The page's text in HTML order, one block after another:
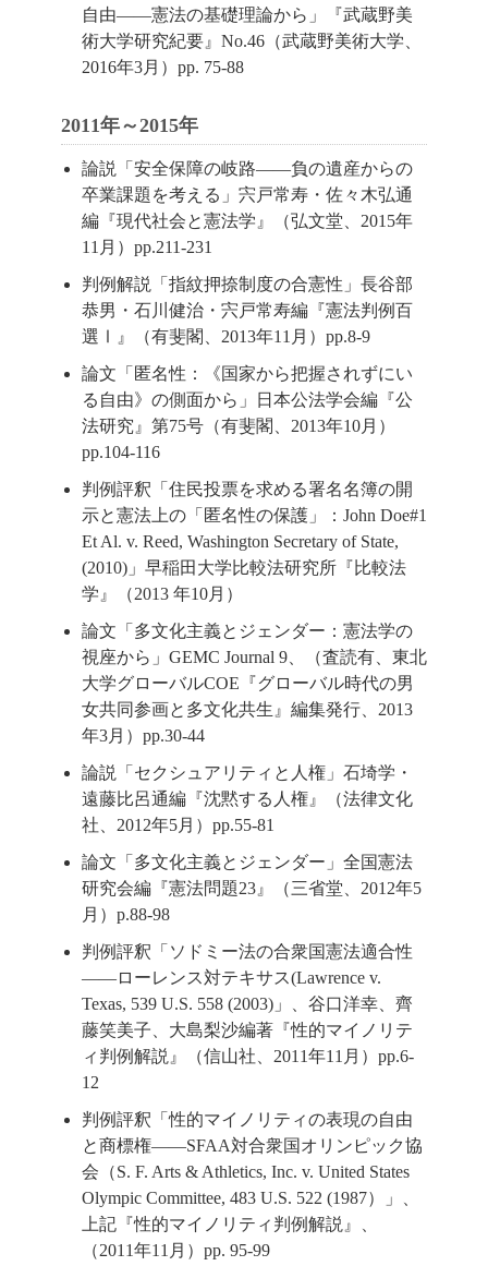
自由――憲法の基礎理論から」『武蔵野美
術大学研究紀要』No.46（武蔵野美術大学、
2016年3月）pp. 75-88
2011年～2015年
論説「安全保障の岐路――負の遺産からの
卒業課題を考える」宍戸常寿・佐々木弘通
編『現代社会と憲法学』（弘文堂、2015年
11月）pp.211-231
判例解説「指紋押捺制度の合憲性」長谷部
恭男・石川健治・宍戸常寿編『憲法判例百
選Ⅰ』（有斐閣、2013年11月）pp.8-9
論文「匿名性：《国家から把握されずにい
る自由》の側面から」日本公法学会編『公
法研究』第75号（有斐閣、2013年10月）
pp.104-116
判例評釈「住民投票を求める署名名簿の開
示と憲法上の「匿名性の保護」：John Doe#1
Et Al. v. Reed, Washington Secretary of State,
(2010)」早稲田大学比較法研究所『比較法
学』（2013 年10月）
論文「多文化主義とジェンダー：憲法学の
視座から」GEMC Journal 9、（査読有、東北
大学グローバルCOE『グローバル時代の男
女共同参画と多文化共生』編集発行、2013
年3月）pp.30-44
論説「セクシュアリティと人権」石埼学・
遠藤比呂通編『沈黙する人権』（法律文化
社、2012年5月）pp.55-81
論文「多文化主義とジェンダー」全国憲法
研究会編『憲法問題23』（三省堂、2012年5
月）p.88-98
判例評釈「ソドミー法の合衆国憲法適合性
――ローレンス対テキサス(Lawrence v.
Texas, 539 U.S. 558 (2003)」、谷口洋幸、齊
藤笑美子、大島梨沙編著『性的マイノリテ
ィ判例解説』（信山社、2011年11月）pp.6-
12
判例評釈「性的マイノリティの表現の自由
と商標権――SFAA対合衆国オリンピック協
会（S. F. Arts & Athletics, Inc. v. United States
Olympic Committee, 483 U.S. 522 (1987）」、
上記『性的マイノリティ判例解説』、
（2011年11月）pp. 95-99